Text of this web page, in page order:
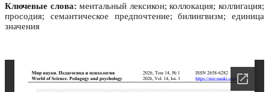
Ключевые слова: ментальный лексикон; коллокация; коллигация;
просодия; семантическое предпочтение; билингвизм; единица
значения